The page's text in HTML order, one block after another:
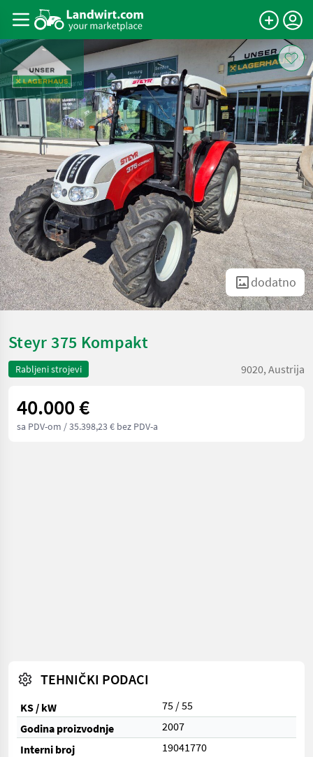
dodatno
Steyr 375 Kompakt
Rabljeni strojevi 9020, Austrija
40.000 €
sa PDV-om / 35.398,23 € bez PDV-a
TEHNIČKI PODACI
KS / kW
75 / 55
Godina proizvodnje
2007
Interni broj
19041770